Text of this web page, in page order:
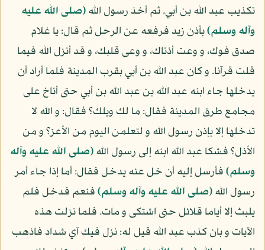
تكذيب عبد الله بن أبي. ثم أخذ رسول الله(صلى الله عليه
وآله وسلم)بأذن زيد فرفعه عن الرحل ثم قال: يا غلام
صدق فوك، و وعت أذناك، و وعى قلبك، و قد أنزل الله فيما
قلت قرآنا. و كان عبد الله بن أبي بقرب المدينة فلما أراد أن
يدخلها جاء ابنه عبد الله بن عبد الله بن أبي حتى أناخ على
مجامع طرق المدينة فقال: ما لك ويلك؟ فقال: و الله لا
تدخلها إلا بإذن رسول الله و لتعلمن اليوم من الأعز؟ و من
الأذل؟ فشكا عبد الله ابنه إلى رسول الله(صلى الله عليه وآله
وسلم)فأرسل إليه أن خل عنه يدخل فقال: أما إذا جاء أمر
رسول الله(صلى الله عليه وآله وسلم)فنعم فدخل فلم
يلبث إلا أياما قلائل حتى اشتكى و مات. فلما نزلت هذه
الآيات و بان كذب عبد الله قيل له: نزل فيك آي شداد فاذهب